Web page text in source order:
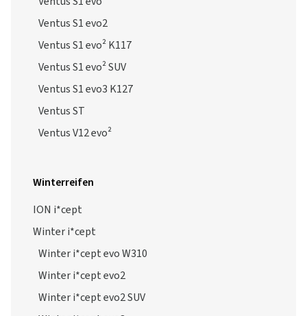
Ventus S1 evo2
Ventus S1 evo² K117
Ventus S1 evo² SUV
Ventus S1 evo3 K127
Ventus ST
Ventus V12 evo²
Winterreifen
ION i*cept
Winter i*cept
Winter i*cept evo W310
Winter i*cept evo2
Winter i*cept evo2 SUV